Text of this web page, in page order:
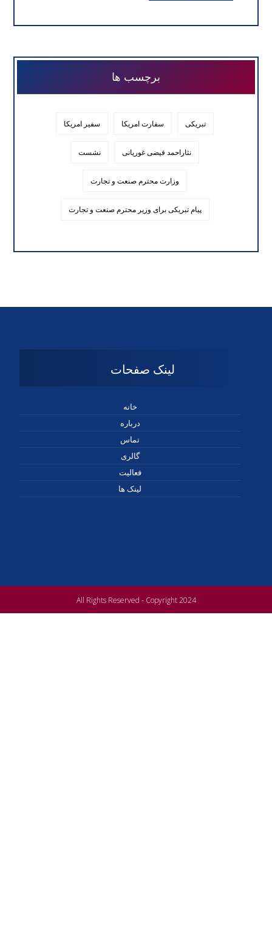
برچسب ها
تبریکی سفارت امریکا سفیر امریکا
نثاراحمد فیضی غوریانی نشست
وزارت محترم صنعت و تجارت
پیام تبریکی برای وزیر محترم صنعت و تجارت
لینک صفحات
خانه
درباره
تماس
گالری
فعالیت
لینک ها
All Rights Reserved - Copyright 2024